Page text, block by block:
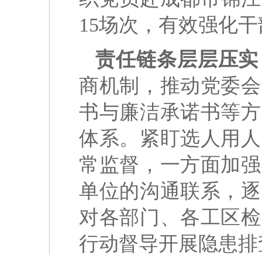
15场次，有效强化
责任链条层层压
商机制，推动党委
书与廉洁承诺书等
体系。紧盯选人用
常监督，一方面加
单位的沟通联系，
对各部门、各工区
行动督导开展隐患